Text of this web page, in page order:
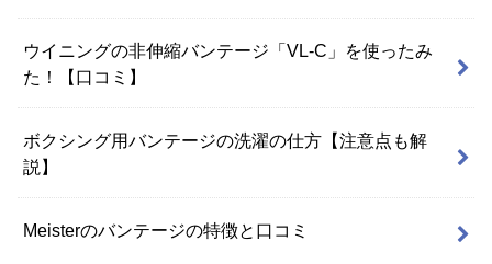
ウイニングの非伸縮バンテージ「VL-C」を使ったみ
た！【口コミ】
ボクシング用バンテージの洗濯の仕方【注意点も解
説】
Meisterのバンテージの特徴と口コミ